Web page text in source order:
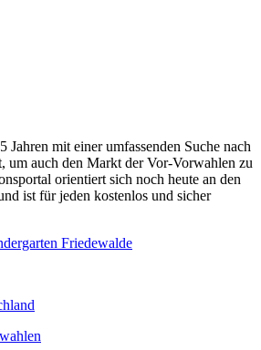
Jahren mit einer umfassenden Suche nach
um auch den Markt der Vor-Vorwahlen zu
orientiert sich noch heute an den
ist für jeden kostenlos und sicher
Friedewalde